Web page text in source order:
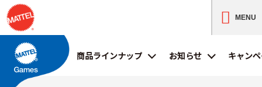
MENU
商品ラインナップ お知らせ キャン